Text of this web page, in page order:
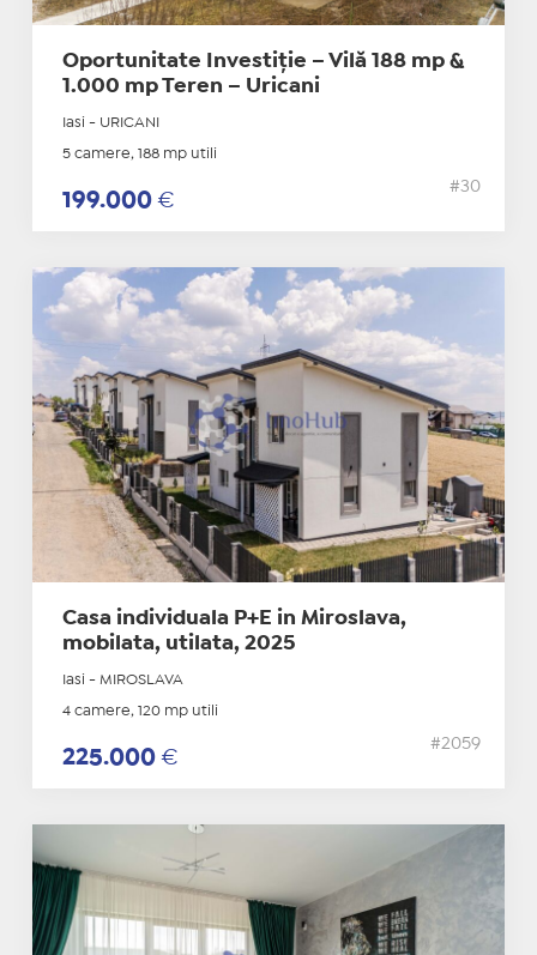
Oportunitate Investiție – Vilă 188 mp &
1.000 mp Teren – Uricani
Iasi - URICANI
5 camere, 188 mp utili
199.000 €
#30
Casa individuala P+E in Miroslava,
mobilata, utilata, 2025
Iasi - MIROSLAVA
4 camere, 120 mp utili
225.000 €
#2059